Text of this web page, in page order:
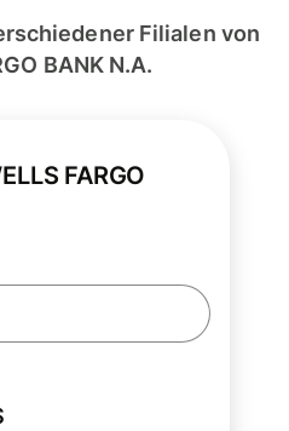
Filialen von
BANK N.A.
FARGO